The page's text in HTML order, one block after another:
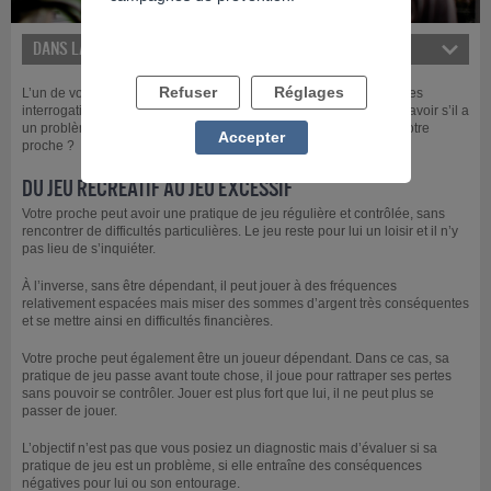
DANS LA MÊME RUBRIQUE
L’un de vos proches joue et sa pratique peut susciter chez vous des
interrogations. Quels sont les signes qui vont vous permettre de savoir s’il a
un problème de jeu ? Devez-vous vraiment vous inquiéter pour votre
proche ?
DU JEU RÉCRÉATIF AU JEU EXCESSIF
Votre proche peut avoir une pratique de jeu régulière et contrôlée, sans
rencontrer de difficultés particulières. Le jeu reste pour lui un loisir et il n’y
pas lieu de s’inquiéter.
À l’inverse, sans être dépendant, il peut jouer à des fréquences
relativement espacées mais miser des sommes d’argent très conséquentes
et se mettre ainsi en difficultés financières.
Votre proche peut également être un joueur dépendant. Dans ce cas, sa
pratique de jeu passe avant toute chose, il joue pour rattraper ses pertes
sans pouvoir se contrôler. Jouer est plus fort que lui, il ne peut plus se
passer de jouer.
L’objectif n’est pas que vous posiez un diagnostic mais d’évaluer si sa
pratique de jeu est un problème, si elle entraîne des conséquences
négatives pour lui ou son entourage.
Refuser Réglages
Accepter